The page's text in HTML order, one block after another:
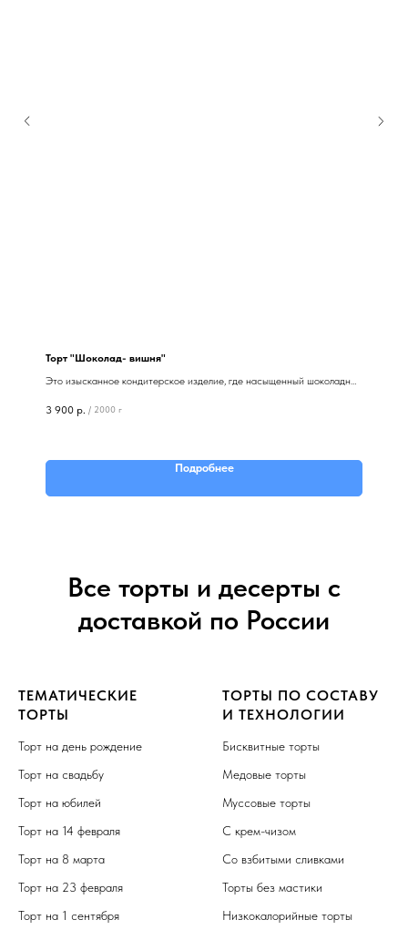
Торт "Шоколад- вишня"
Это изысканное кондитерское изделие, где насыщенный шоколадный
любителей шоколада.
3 900 р. / 2000 г
Подробнее
Все торты и десерты с
доставкой по России
ТЕМАТИЧЕСКИЕ
ТОРТЫ
Торт на день рождение
Торт на свадьбу
Торт на юбилей
Торт на 14 февраля
Торт на 8 марта
Торт на 23 февраля
Торт на 1 сентября
ТОРТЫ ПО СОСТАВУ
И ТЕХНОЛОГИИ
Бисквитные торты
Медовые торты
Муссовые торты
С крем-чизом
Со взбитыми сливками
Торты без мастики
Низкокалорийные торты